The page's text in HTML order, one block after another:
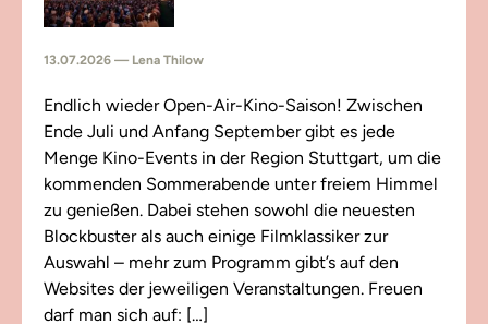
13.07.2026 — Lena Thilow
Endlich wieder Open-Air-Kino-Saison! Zwischen
Ende Juli und Anfang September gibt es jede
Menge Kino-Events in der Region Stuttgart, um die
kommenden Sommerabende unter freiem Himmel
zu genießen. Dabei stehen sowohl die neuesten
Blockbuster als auch einige Filmklassiker zur
Auswahl – mehr zum Programm gibt’s auf den
Websites der jeweiligen Veranstaltungen. Freuen
darf man sich auf: […]